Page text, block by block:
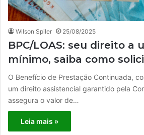
Wilson Spiler 25/08/2025
BPC/LOAS: seu direito a
mínimo, saiba como
O Benefício de Prestação Continuada,
um direito assistencial garantido pela
assegura o valor de…
Leia mais »